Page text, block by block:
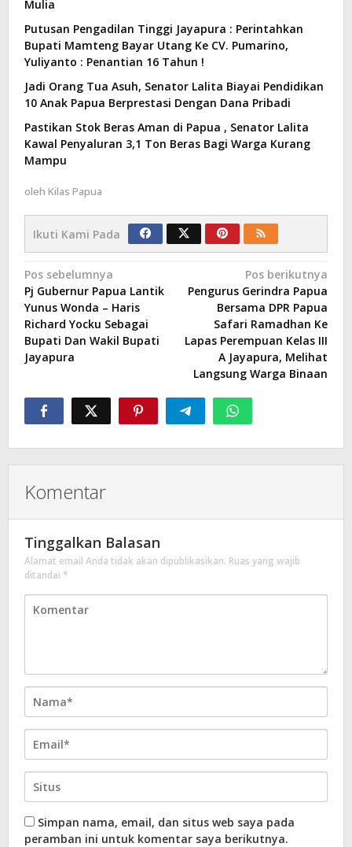
Mulia
Putusan Pengadilan Tinggi Jayapura : Perintahkan
Bupati Mamteng Bayar Utang Ke CV. Pumarino,
Yuliyanto : Penantian 16 Tahun !
Jadi Orang Tua Asuh, Senator Lalita Biayai Pendidikan
10 Anak Papua Berprestasi Dengan Dana Pribadi
Pastikan Stok Beras Aman di Papua , Senator Lalita
Kawal Penyaluran 3,1 Ton Beras Bagi Warga Kurang
Mampu
oleh Kilas Papua
Ikuti Kami Pada
Navigasi
pos
Pos sebelumnya
Pj Gubernur Papua Lantik
Yunus Wonda – Haris
Richard Yocku Sebagai
Bupati Dan Wakil Bupati
Jayapura
Pos berikutnya
Pengurus Gerindra Papua
Bersama DPR Papua
Safari Ramadhan Ke
Lapas Perempuan Kelas III
A Jayapura, Melihat
Langsung Warga Binaan
Komentar
Tinggalkan Balasan
Alamat email Anda tidak akan dipublikasikan. Ruas yang wajib
ditandai *
Simpan nama, email, dan situs web saya pada
peramban ini untuk komentar saya berikutnya.